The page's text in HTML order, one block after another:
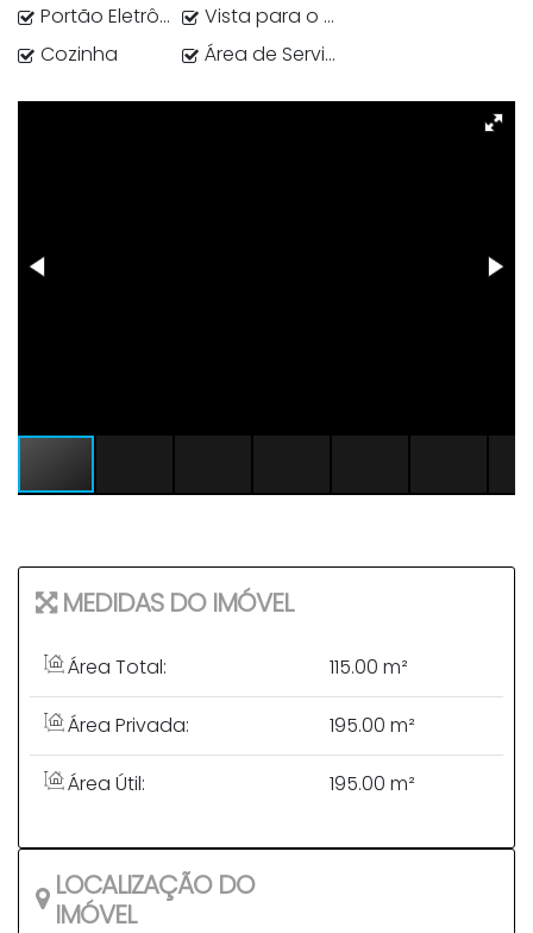
Portão Eletrônico
Vista para o Mar
Cozinha
Área de Serviço
MEDIDAS DO IMÓVEL
Área Total: 115.00 m²
Área Privada: 195.00 m²
Área Útil: 195.00 m²
LOCALIZAÇÃO DO
IMÓVEL